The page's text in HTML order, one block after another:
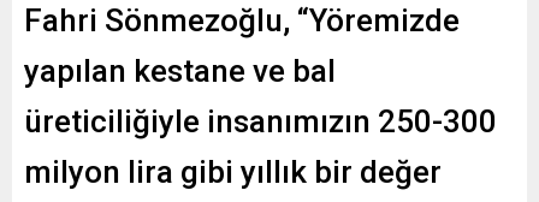
Fahri Sönmezoğlu, “Yöremizde
yapılan kestane ve bal
üreticiliğiyle insanımızın 250-300
milyon lira gibi yıllık bir değer